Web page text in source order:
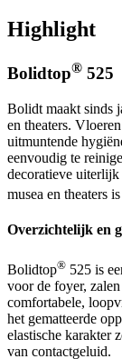
Highlight
Bolidtop® 525
Bolidt maakt sinds
en theaters.
uitmuntende
eenvoudig te
decoratieve
musea en theaters
Overzichtelijk en
Bolidtop® 525 is
voor de foyer,
comfortabele,
het gematteerde
elastische karakter
van contactgeluid.